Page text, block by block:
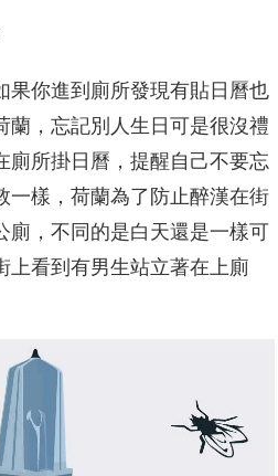
果你進到廁所發現有貼日曆也
蘭，忘記別人生日可是很沒禮
廁所掛日曆，提醒自己不要忘
一樣，荷蘭為了防止醉漢在街
廁，不同的是白天還是一樣可
上看到有男生站立著在上廁